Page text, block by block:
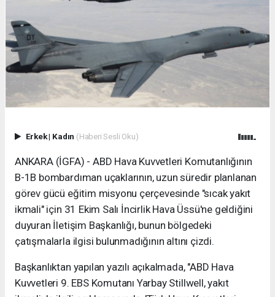
Erkek| Kadın (Haberi Sesli Oku)
ANKARA (İGFA) - ABD Hava Kuvvetleri Komutanlığının
B-1B bombardıman uçaklarının, uzun süredir planlanan
görev gücü eğitim misyonu çerçevesinde "sıcak yakıt
ikmali" için 31 Ekim Salı İncirlik Hava Üssü'ne geldiğini
duyuran İletişim Başkanlığı, bunun bölgedeki
çatışmalarla ilgisi bulunmadığının altını çizdi.
Başkanlıktan yapılan yazılı açıkalmada, "ABD Hava
Kuvvetleri 9. EBS Komutanı Yarbay Stillwell, yakıt